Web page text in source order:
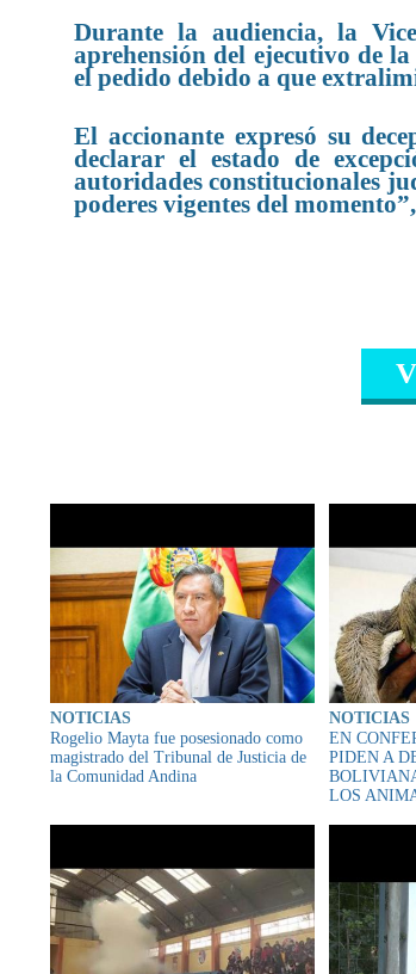
Durante la audiencia, la
aprehensión del ejecutivo de
el pedido debido a que
El accionante expresó su
declarar el estado de
autoridades constitucionales
poderes vigentes del
NOTICIAS
Rogelio Mayta fue posesionado como
magistrado del Tribunal de Justicia de
la Comunidad Andina
NOTICIAS
EN
PIDEN A
LOS